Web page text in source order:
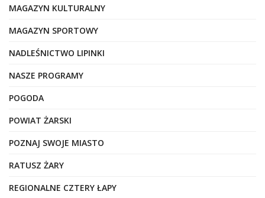
MAGAZYN KULTURALNY
MAGAZYN SPORTOWY
NADLEŚNICTWO LIPINKI
NASZE PROGRAMY
POGODA
POWIAT ŻARSKI
POZNAJ SWOJE MIASTO
RATUSZ ŻARY
REGIONALNE CZTERY ŁAPY